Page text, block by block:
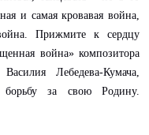
и самая кровавая война,
Прижмите к сердцу
война» композитора
Лебедева-Кумача,
борьбу за свою Родину.